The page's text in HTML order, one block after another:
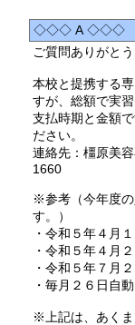
◇◇◇ A ◇◇◇
ご質問ありがとう
本校と提携する
すが、総額で実
支払時期と金額
ださい。
連絡先：橿原美
1660
※参考（今年度の
す。）
・令和５年４月
・令和５年４月
・令和５年７月
・毎月２６日
※上記は、あくま